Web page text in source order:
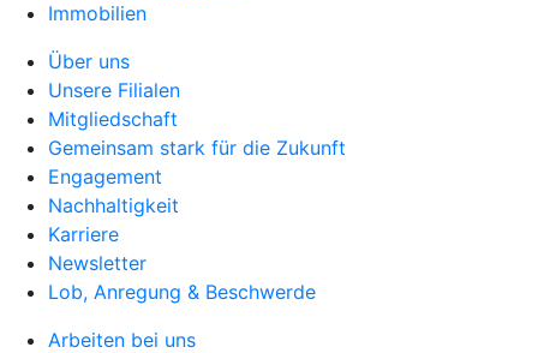
Immobilien
Über uns
Unsere Filialen
Mitgliedschaft
Gemeinsam stark für die Zukunft
Engagement
Nachhaltigkeit
Karriere
Newsletter
Lob, Anregung & Beschwerde
Arbeiten bei uns